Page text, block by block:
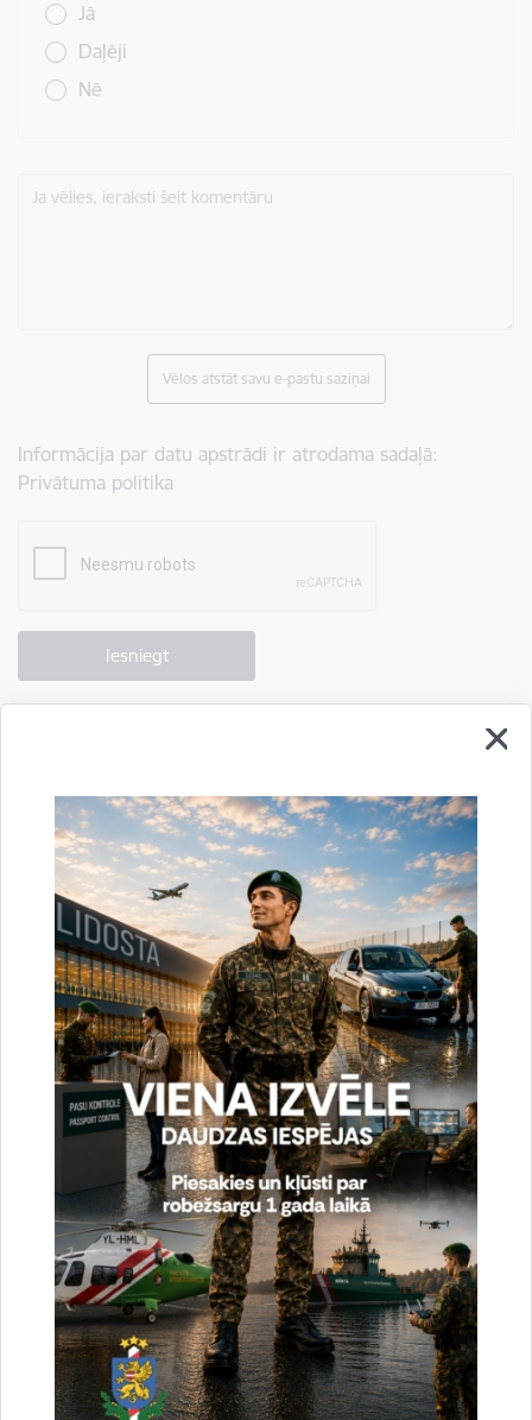
Jā
Daļēji
Nē
Ja vēlies, ieraksti šeit komentāru
Vēlos atstāt savu e-pastu saziņai
Informācija par datu apstrādi ir atrodama sadaļā:
Privātuma politika
Vai šī informācija bija noderīga?
Sniegt atsauksmi
Esi pirmais, kas uzzina!